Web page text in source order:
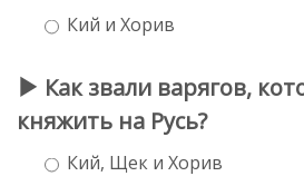
Кий и Хорив
Как звали варягов,
княжить на Русь?
Кий, Щек и Хорив